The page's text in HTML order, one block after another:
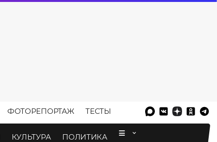
ФОТОРЕПОРТАЖ ТЕСТЫ
КУЛЬТУРА ПОЛИТИКА